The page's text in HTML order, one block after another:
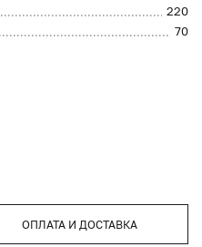
220
70
ОПЛАТА И ДОСТАВКА